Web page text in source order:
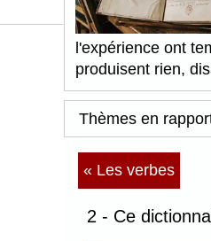
l'expérience ont
produisent rien,
Thèmes en
« Les verbes
2 - Ce